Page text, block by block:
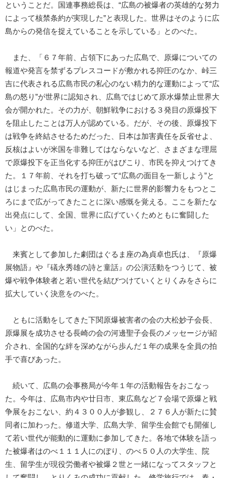
ということだ。国連事務総長は、“広島の被爆者の英雄的な努力
によって核禁条約が実現した”と表現した。世界はそのように広
島からの発信を捉えていることを示している」とのべた。
また、「６７年前、占領下にあった広島で、原爆についての
報道や発言を禁ずるプレスコードが敷かれる抑圧のなか、峠三
吉に代表される広島市民の私心のない精力的な運動によって“広
島の怒り”が世界に認知され、広島ではじめて原水爆禁止世界大
会が開かれた。その力が、朝鮮戦争における３発目の原爆投下
を阻止したことは万人が認めている。だが、その後、原爆投下
は戦争を終結させるためだった、日本は加害責任を反省せよ、
反核はよいが米国を非難してはならないなど、さまざまな理屈
で原爆投下を正当化する抑圧がはびこり、市民を抑えつけてき
た。１７年前、それを打ち破って“広島の面目を一新しよう”と
はじまった広島市民の運動が、新たに世界的影響力をもつとこ
ろにまで広がってきたことに深い感慨を覚える。ここを新たな
出発点にして、全国、世界に広げていくためともに奮闘した
い」とのべた。
来賓として参加した劇団はぐるま座の為貞卓也氏は、『原爆
展物語』や『礒永秀雄の詩と童話』の公演活動をつうじて、被
爆や戦争体験者と若い世代を結びつけていくとりくみをさらに
拡大していく決意をのべた。
ともに活動をしてきた下関原爆被害者の会の大松妙子会長、
原爆展を成功させる長崎の会の河邊聖子会長のメッセージが紹
介され、全国的な絆を深めながら歩んだ１年の成果を全員の拍
手で喜びあった。
続いて、広島の会事務局が今年１年の活動報告をおこなっ
た。今年は、広島市内や廿日市、東広島など７会場で原爆と戦
争展をおこない、約４３００人が参観し、２７６人が新たに賛
同者に加わった。修道大学、広島大学、留学生会館でも開催し
て若い世代が能動的に運動に参加してきた。各地で体験を語っ
た被爆者はのべ１１１人にのぼり、のべ５０人の大学生、院
生、留学生が現役労働者や被爆２世と一緒になってスタッフと